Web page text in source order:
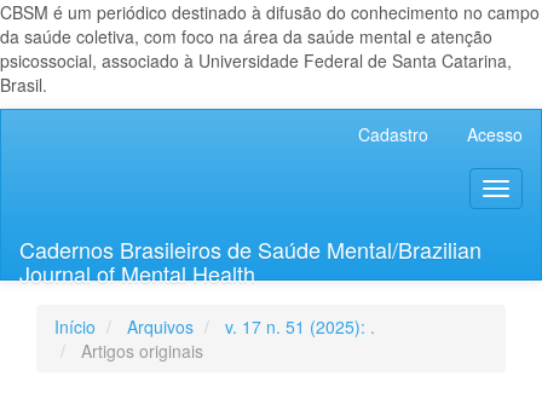
CBSM é um periódico destinado à difusão do conhecimento no campo
da saúde coletiva, com foco na área da saúde mental e atenção
psicossocial, associado à Universidade Federal de Santa Catarina,
Brasil.
Lateral
Cadastro Acesso
Cadernos Brasileiros de Saúde Mental/Brazilian
Journal of Mental Health
Início Arquivos
v. 17 n. 51 (2025): .
Artigos originais